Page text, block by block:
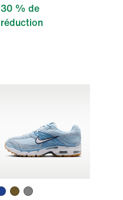
30 % de
réduction